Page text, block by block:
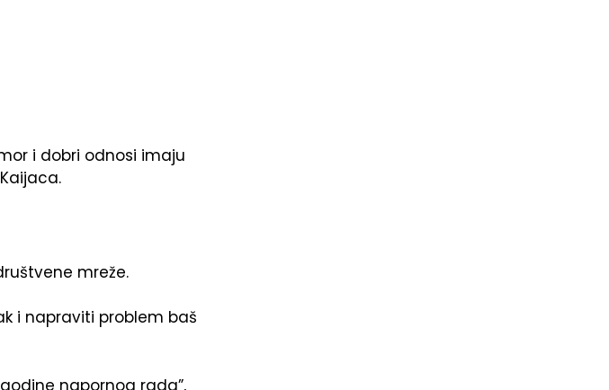
i dobri odnosi imaju
mreže.
i napraviti problem baš
napornog rada”,